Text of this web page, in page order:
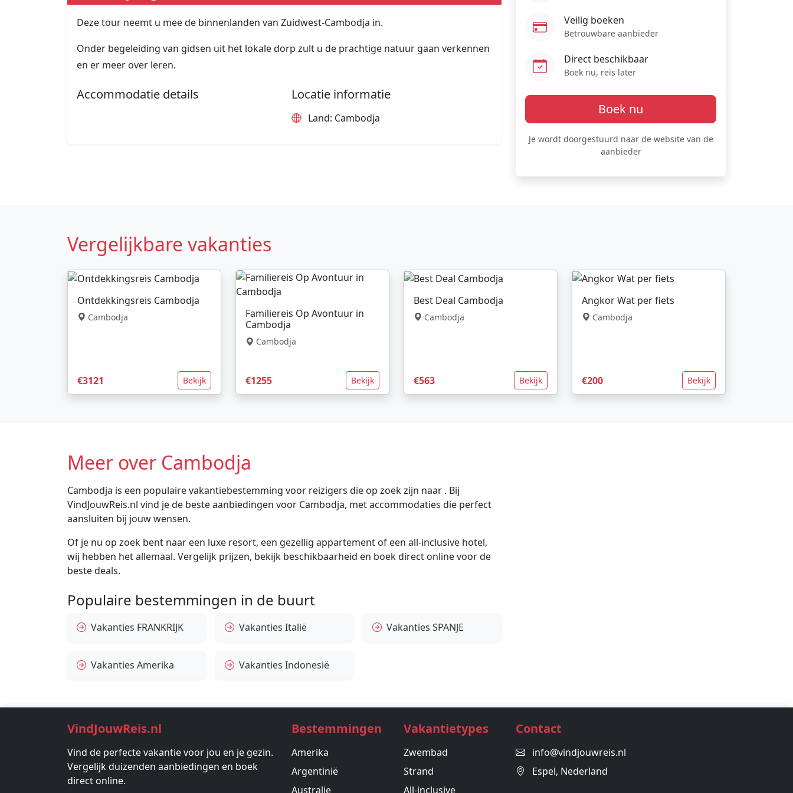
Deze tour neemt u mee de binnenlanden van Zuidwest-Cambodja in.
Onder begeleiding van gidsen uit het lokale dorp zult u de prachtige natuur gaan verkennen
en er meer over leren.
Accommodatie details Locatie informatie
Land: Cambodja
Veilig boeken
Betrouwbare aanbieder
Direct beschikbaar
Boek nu, reis later
Boek nu
Je wordt doorgestuurd naar de website van de
aanbieder
Vergelijkbare vakanties
Ontdekkingsreis Cambodja
Cambodja
€3121 Bekijk
Familiereis Op Avontuur in
Cambodja
Cambodja
€1255 Bekijk
Best Deal Cambodja
Cambodja
€563 Bekijk
Angkor Wat per fiets
Cambodja
€200 Bekijk
Meer over Cambodja
Cambodja is een populaire vakantiebestemming voor reizigers die op zoek zijn naar . Bij
VindJouwReis.nl vind je de beste aanbiedingen voor Cambodja, met accommodaties die perfect
aansluiten bij jouw wensen.
Of je nu op zoek bent naar een luxe resort, een gezellig appartement of een all-inclusive hotel,
wij hebben het allemaal. Vergelijk prijzen, bekijk beschikbaarheid en boek direct online voor de
beste deals.
Populaire bestemmingen in de buurt
Vakanties FRANKRIJK Vakanties Italië Vakanties SPANJE
Vakanties Amerika Vakanties Indonesië
VindJouwReis.nl
Vind de perfecte vakantie voor jou en je gezin.
Vergelijk duizenden aanbiedingen en boek
direct online.
Bestemmingen
Amerika
Argentinië
Australie
Vakantietypes
Zwembad
Strand
All-inclusive
Contact
info@vindjouwreis.nl
Espel, Nederland